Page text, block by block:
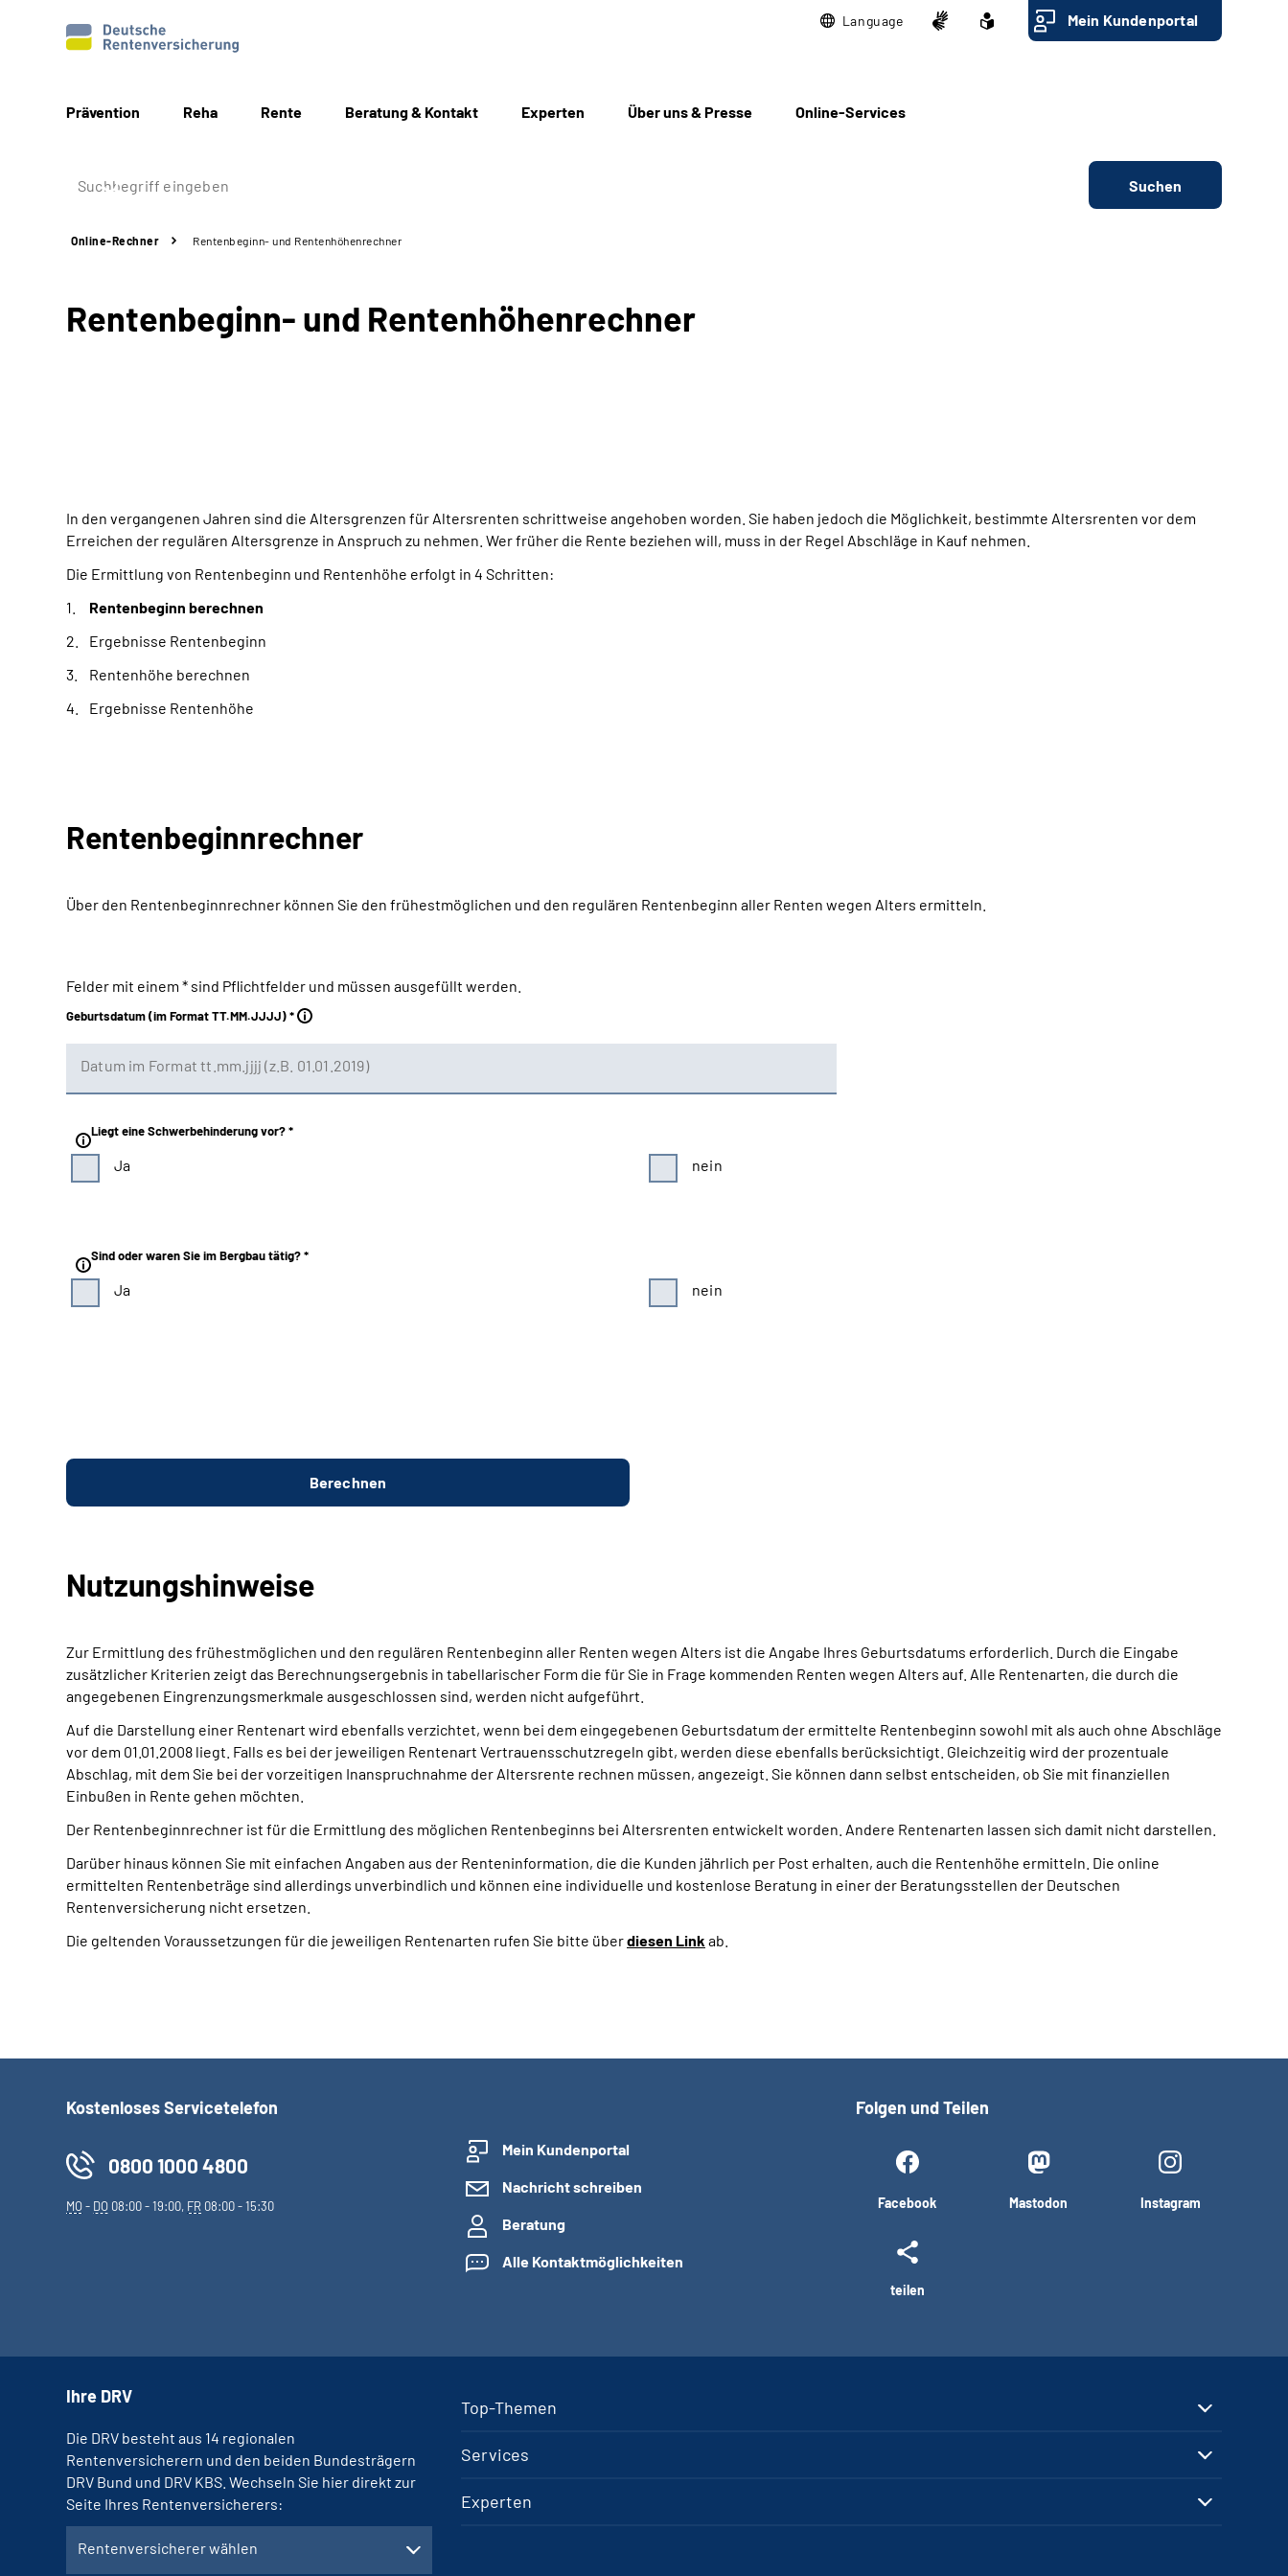
Language Mein Kundenportal
Prävention Reha Rente Beratung & Kontakt Experten Über uns & Presse Online-Services
Suchen
Online-Rechner Rentenbeginn- und Rentenhöhenrechner
Rentenbeginn- und Rentenhöhenrechner
In den vergangenen Jahren sind die Altersgrenzen für Altersrenten schrittweise angehoben worden. Sie haben jedoch die Möglichkeit, bestimmte Altersrenten vor dem
Erreichen der regulären Altersgrenze in Anspruch zu nehmen. Wer früher die Rente beziehen will, muss in der Regel Abschläge in Kauf nehmen.
Die Ermittlung von Rentenbeginn und Rentenhöhe erfolgt in 4 Schritten:
Rentenbeginn berechnen
Ergebnisse Rentenbeginn
Rentenhöhe berechnen
Ergebnisse Rentenhöhe
Rentenbeginn­rechner
Über den Rentenbeginnrechner können Sie den frühestmöglichen und den regulären Rentenbeginn aller Renten wegen Alters ermitteln.
Felder mit einem * sind Pflichtfelder und müssen ausgefüllt werden.
Geburtsdatum (im Format TT.MM.JJJJ) *
Liegt eine Schwerbehinderung vor? *
Ja nein
Sind oder waren Sie im Bergbau tätig? *
Ja nein
Nutzungshinweise
Zur Ermittlung des frühestmöglichen und den regulären Rentenbeginn aller Renten wegen Alters ist die Angabe Ihres Geburtsdatums erforderlich. Durch die Eingabe
zusätzlicher Kriterien zeigt das Berechnungsergebnis in tabellarischer Form die für Sie in Frage kommenden Renten wegen Alters auf. Alle Rentenarten, die durch die
angegebenen Eingrenzungsmerkmale ausgeschlossen sind, werden nicht aufgeführt.
Auf die Darstellung einer Rentenart wird ebenfalls verzichtet, wenn bei dem eingegebenen Geburtsdatum der ermittelte Rentenbeginn sowohl mit als auch ohne Abschläge
vor dem 01.01.2008 liegt. Falls es bei der jeweiligen Rentenart Vertrauensschutzregeln gibt, werden diese ebenfalls berücksichtigt. Gleichzeitig wird der prozentuale
Abschlag, mit dem Sie bei der vorzeitigen Inanspruchnahme der Altersrente rechnen müssen, angezeigt. Sie können dann selbst entscheiden, ob Sie mit finanziellen
Einbußen in Rente gehen möchten.
Der Rentenbeginnrechner ist für die Ermittlung des möglichen Rentenbeginns bei Altersrenten entwickelt worden. Andere Rentenarten lassen sich damit nicht darstellen.
Darüber hinaus können Sie mit einfachen Angaben aus der Renteninformation, die die Kunden jährlich per Post erhalten, auch die Rentenhöhe ermitteln. Die online
ermittelten Rentenbeträge sind allerdings unverbindlich und können eine individuelle und kostenlose Beratung in einer der Beratungsstellen der Deutschen
Rentenversicherung nicht ersetzen.
Die geltenden Voraussetzungen für die jeweiligen Rentenarten rufen Sie bitte überdiesen Link ab.
Kostenloses Servicetelefon
0800 1000 4800
MO- DO 08:00 - 19:00, FR 08:00 - 15:30
Mein Kundenportal
Nachricht schreiben
Beratung
Alle Kontaktmöglichkeiten
Folgen und Teilen
Facebook Mastodon Instagram
teilen
Top-Themen
Services
Experten
Ihre DRV
Die DRV besteht aus 14 regionalen
Rentenversicherern und den beiden Bundesträgern
DRV Bund und DRV KBS. Wechseln Sie hier direkt zur
Seite Ihres Rentenversicherers:
Rentenversicherer wählen